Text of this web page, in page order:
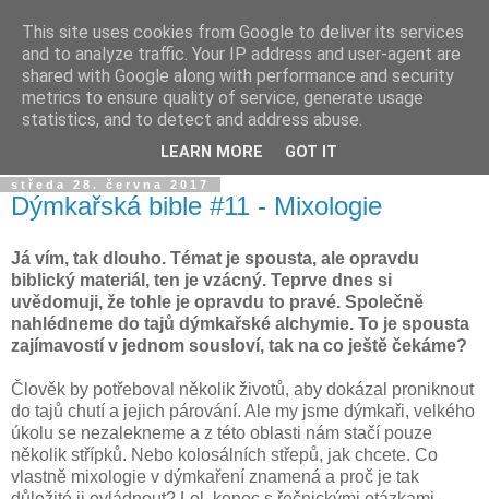
Dýmkařův koutek
Místo pro všechny, kteří se chtějí dozvědět něco o světě
vodních dýmek a trochu se pobavit!
středa 28. června 2017
Dýmkařská bible #11 - Mixologie
Já vím, tak dlouho. Témat je spousta, ale opravdu
biblický materiál, ten je vzácný. Teprve dnes si
uvědomuji, že tohle je opravdu to pravé. Společně
nahlédneme do tajů dýmkařské alchymie. To je spousta
zajímavostí v jednom sousloví, tak na co ještě čekáme?
Člověk by potřeboval několik životů, aby dokázal proniknout
do tajů chutí a jejich párování. Ale my jsme dýmkaři, velkého
úkolu se nezalekneme a z této oblasti nám stačí pouze
několik střípků. Nebo kolosálních střepů, jak chcete. Co
vlastně mixologie v dýmkaření znamená a proč je tak
This site uses cookies from Google to deliver its services
and to analyze traffic. Your IP address and user-agent are
shared with Google along with performance and security
metrics to ensure quality of service, generate usage
statistics, and to detect and address abuse.
LEARN MORE GOT IT